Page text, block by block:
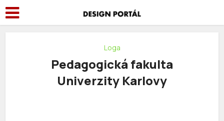
Loga
Pedagogická fakulta
Univerzity Karlovy